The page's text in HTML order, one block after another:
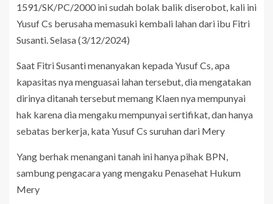
1591/SK/PC/2000 ini sudah bolak balik diserobot, kali ini
Yusuf Cs berusaha memasuki kembali lahan dari ibu Fitri
Susanti. Selasa (3/12/2024)
Saat Fitri Susanti menanyakan kepada Yusuf Cs, apa
kapasitas nya menguasai lahan tersebut, dia mengatakan
dirinya ditanah tersebut memang Klaen nya mempunyai
hak karena dia mengaku mempunyai sertifikat, dan hanya
sebatas berkerja, kata Yusuf Cs suruhan dari Mery
Yang berhak menangani tanah ini hanya pihak BPN,
sambung pengacara yang mengaku Penasehat Hukum
Mery